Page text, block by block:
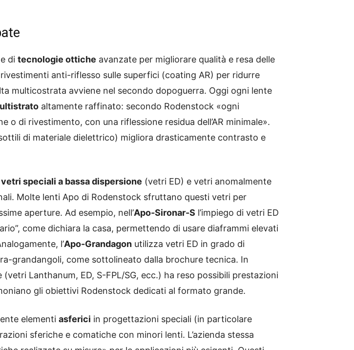
di tecnologie ottiche avanzate per migliorare qualità e resa delle
anti-riflesso sulle superfici (coating AR) per ridurre
multicostrata avviene nel secondo dopoguerra. Oggi ogni lente
altamente raffinato: secondo Rodenstock «ogni
di rivestimento, con una riflessione residua dell’AR minimale».
di materiale dielettrico) migliora drasticamente contrasto e
vetri speciali a bassa dispersione (vetri ED) e vetri anomalmente
Molte lenti Apo di Rodenstock sfruttano questi vetri per
aperture. Ad esempio, nell’Apo-Sironar-S l’impiego di vetri ED
come dichiara la casa, permettendo di usare diaframmi elevati
l’Apo-Grandagon utilizza vetri ED in grado di
grandangoli, come sottolineato dalla brochure tecnica. In
Lanthanum, ED, S-FPL/SG, ecc.) ha reso possibili prestazioni
gli obiettivi Rodenstock dedicati al formato grande.
elementi asferici in progettazioni speciali (in particolare
sferiche e comatiche con minori lenti. L’azienda stessa